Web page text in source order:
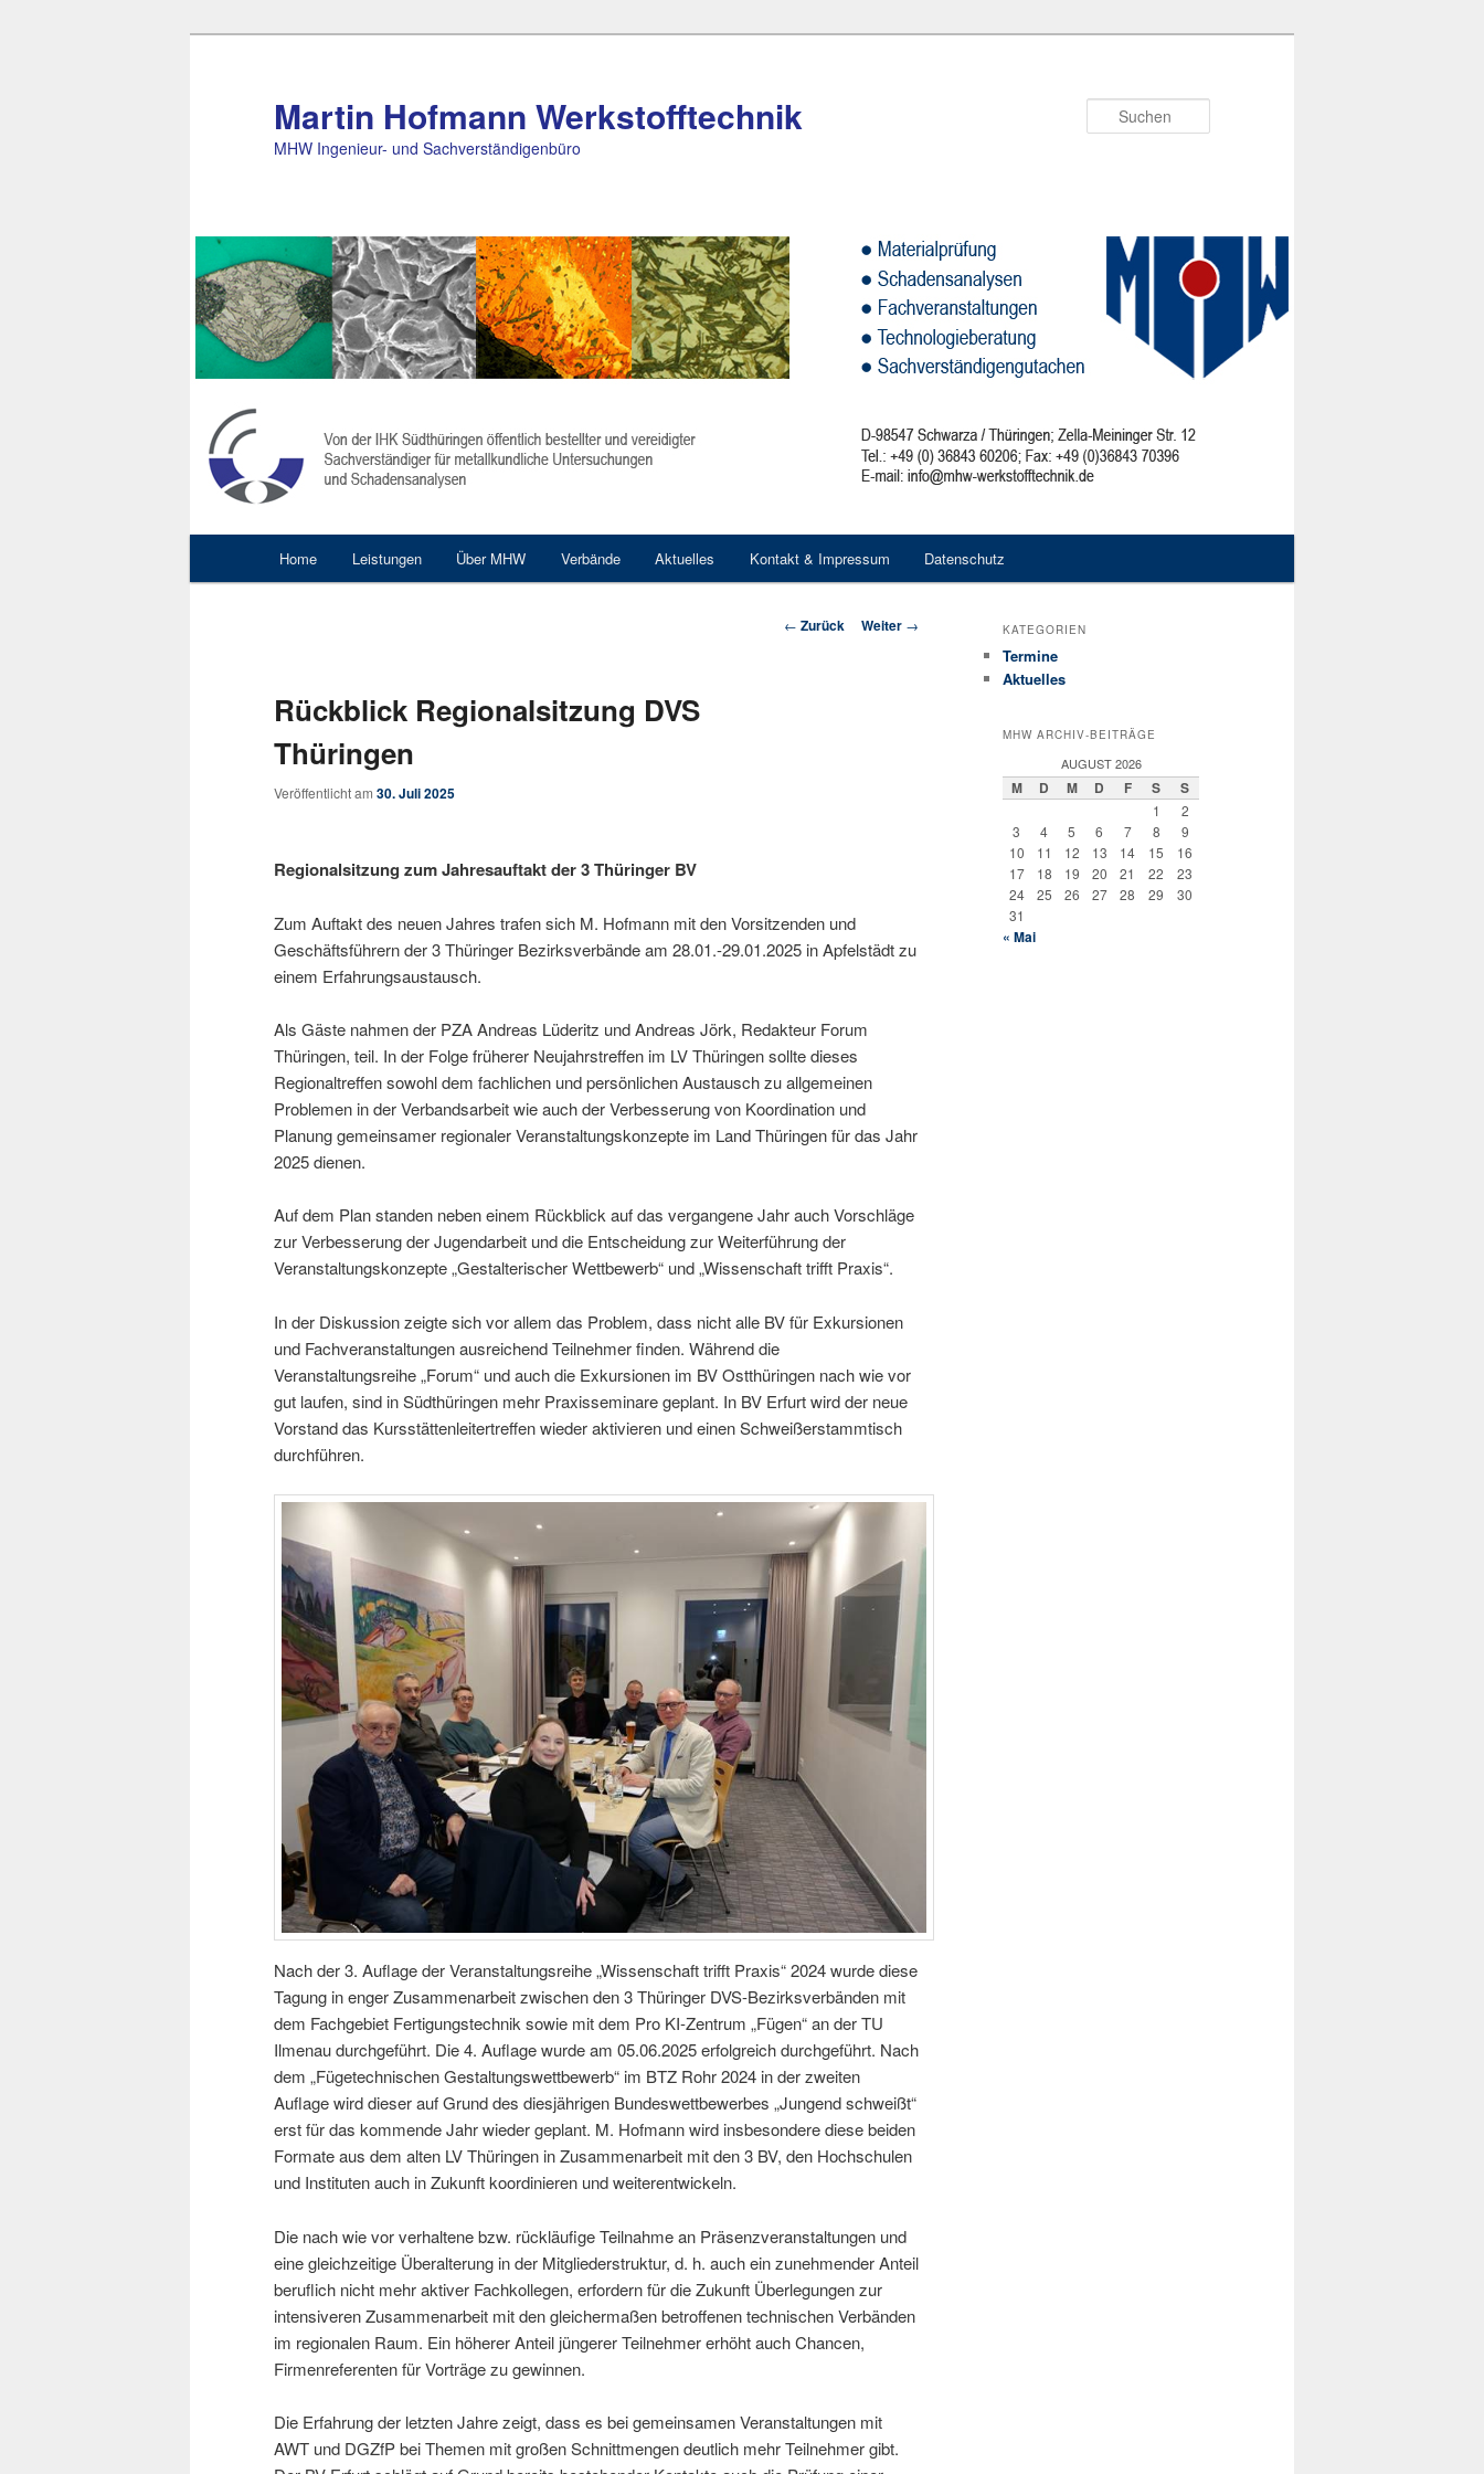
Martin Hofmann Werkstofftechnik
MHW Ingenieur- und Sachverständigenbüro
Home Leistungen Über MHW Verbände Aktuelles Kontakt & Impressum Datenschutz
Beitrags-
← Zurück Weiter →
Rückblick Regionalsitzung DVS
Thüringen
Veröffentlicht am 30. Juli 2025
Regionalsitzung zum Jahresauftakt der 3 Thüringer BV
Zum Auftakt des neuen Jahres trafen sich M. Hofmann mit den Vorsitzenden und
Geschäftsführern der 3 Thüringer Bezirksverbände am 28.01.-29.01.2025 in Apfelstädt zu
einem Erfahrungsaustausch.
Als Gäste nahmen der PZA Andreas Lüderitz und Andreas Jörk, Redakteur Forum
Thüringen, teil. In der Folge früherer Neujahrstreffen im LV Thüringen sollte dieses
Regionaltreffen sowohl dem fachlichen und persönlichen Austausch zu allgemeinen
Problemen in der Verbandsarbeit wie auch der Verbesserung von Koordination und
Planung gemeinsamer regionaler Veranstaltungskonzepte im Land Thüringen für das Jahr
2025 dienen.
Auf dem Plan standen neben einem Rückblick auf das vergangene Jahr auch Vorschläge
zur Verbesserung der Jugendarbeit und die Entscheidung zur Weiterführung der
Veranstaltungskonzepte „Gestalterischer Wettbewerb“ und „Wissenschaft trifft Praxis“.
In der Diskussion zeigte sich vor allem das Problem, dass nicht alle BV für Exkursionen
und Fachveranstaltungen ausreichend Teilnehmer finden. Während die
Veranstaltungsreihe „Forum“ und auch die Exkursionen im BV Ostthüringen nach wie vor
gut laufen, sind in Südthüringen mehr Praxisseminare geplant. In BV Erfurt wird der neue
Vorstand das Kursstättenleitertreffen wieder aktivieren und einen Schweißerstammtisch
durchführen.
Nach der 3. Auflage der Veranstaltungsreihe „Wissenschaft trifft Praxis“ 2024 wurde diese
Tagung in enger Zusammenarbeit zwischen den 3 Thüringer DVS-Bezirksverbänden mit
dem Fachgebiet Fertigungstechnik sowie mit dem Pro KI-Zentrum „Fügen“ an der TU
Ilmenau durchgeführt. Die 4. Auflage wurde am 05.06.2025 erfolgreich durchgeführt. Nach
dem „Fügetechnischen Gestaltungswettbewerb“ im BTZ Rohr 2024 in der zweiten
Auflage wird dieser auf Grund des diesjährigen Bundeswettbewerbes „Jungend schweißt“
erst für das kommende Jahr wieder geplant. M. Hofmann wird insbesondere diese beiden
Formate aus dem alten LV Thüringen in Zusammenarbeit mit den 3 BV, den Hochschulen
und Instituten auch in Zukunft koordinieren und weiterentwickeln.
Die nach wie vor verhaltene bzw. rückläufige Teilnahme an Präsenzveranstaltungen und
eine gleichzeitige Überalterung in der Mitgliederstruktur, d. h. auch ein zunehmender Anteil
beruflich nicht mehr aktiver Fachkollegen, erfordern für die Zukunft Überlegungen zur
intensiveren Zusammenarbeit mit den gleichermaßen betroffenen technischen Verbänden
im regionalen Raum. Ein höherer Anteil jüngerer Teilnehmer erhöht auch Chancen,
Firmenreferenten für Vorträge zu gewinnen.
Die Erfahrung der letzten Jahre zeigt, dass es bei gemeinsamen Veranstaltungen mit
AWT und DGZfP bei Themen mit großen Schnittmengen deutlich mehr Teilnehmer gibt.
KATEGORIEN
Termine
Aktuelles
MHW ARCHIV-BEITRÄGE
AUGUST 2026
M D M D F S S
1
2
3
4 5 6 7 8
9
10
11 12 13 14 15
16
17
18 19 20 21 22
23
24
25 26 27 28 29
30
31
« Mai